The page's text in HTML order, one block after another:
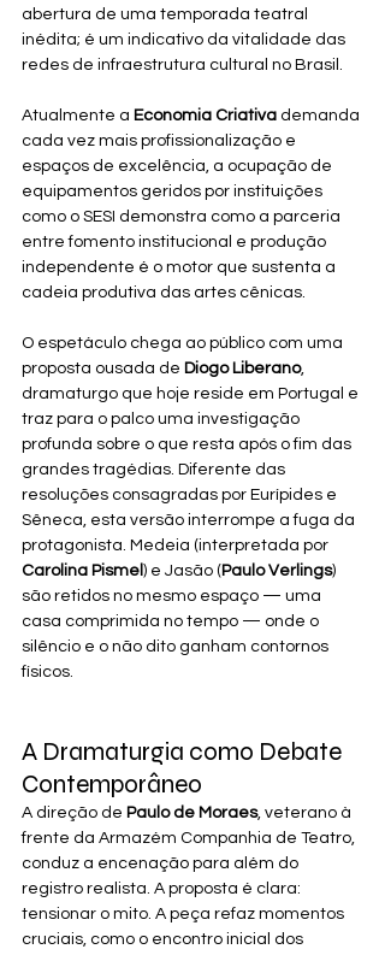
abertura de uma temporada teatral
inédita; é um indicativo da vitalidade das
redes de infraestrutura cultural no Brasil.
Atualmente a Economia Criativa demanda
cada vez mais profissionalização e
espaços de excelência, a ocupação de
equipamentos geridos por instituições
como o SESI demonstra como a parceria
entre fomento institucional e produção
independente é o motor que sustenta a
cadeia produtiva das artes cênicas.
O espetáculo chega ao público com uma
proposta ousada de Diogo Liberano,
dramaturgo que hoje reside em Portugal e
traz para o palco uma investigação
profunda sobre o que resta após o fim das
grandes tragédias. Diferente das
resoluções consagradas por Eurípides e
Sêneca, esta versão interrompe a fuga da
protagonista. Medeia (interpretada por
Carolina Pismel ) e Jasão ( Paulo Verlings)
são retidos no mesmo espaço — uma
casa comprimida no tempo — onde o
silêncio e o não dito ganham contornos
físicos.
A Dramaturgia como Debate
Contemporâneo
A direção de Paulo de Moraes, veterano à
frente da Armazém Companhia de Teatro,
conduz a encenação para além do
registro realista. A proposta é clara:
tensionar o mito. A peça refaz momentos
cruciais, como o encontro inicial dos